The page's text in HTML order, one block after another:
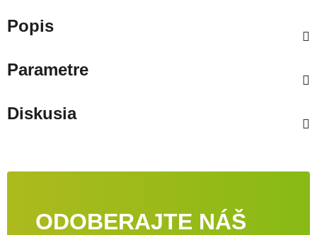
Popis
Parametre
Diskusia
ODOBERAJTE NÁŠ